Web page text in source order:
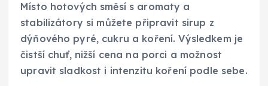
Místo hotových směsí s aromaty a
stabilizátory si můžete připravit sirup z
dýňového pyré, cukru a koření. Výsledkem je
čistší chuť, nižší cena na porci a možnost
upravit sladkost i intenzitu koření podle sebe.